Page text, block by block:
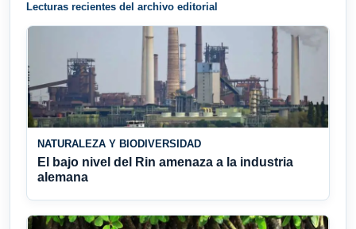
Lecturas recientes del archivo editorial
NATURALEZA Y BIODIVERSIDAD
El bajo nivel del Rin amenaza a la industria
alemana